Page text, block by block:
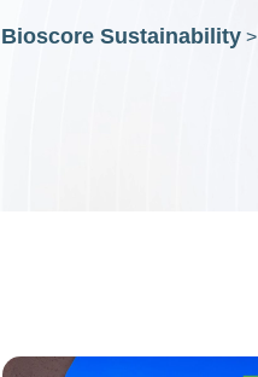
Bioscore Sustainability >